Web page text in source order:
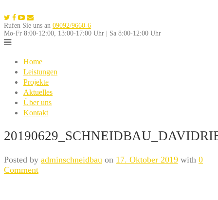
to
content
Rufen Sie uns an 09092/9660-6
Mo-Fr 8:00-12:00, 13:00-17:00 Uhr | Sa 8:00-12:00 Uhr
Home
Leistungen
Projekte
Aktuelles
Über uns
Kontakt
Posted by adminschneidbau on 17. Oktober 2019 with 0
Comment